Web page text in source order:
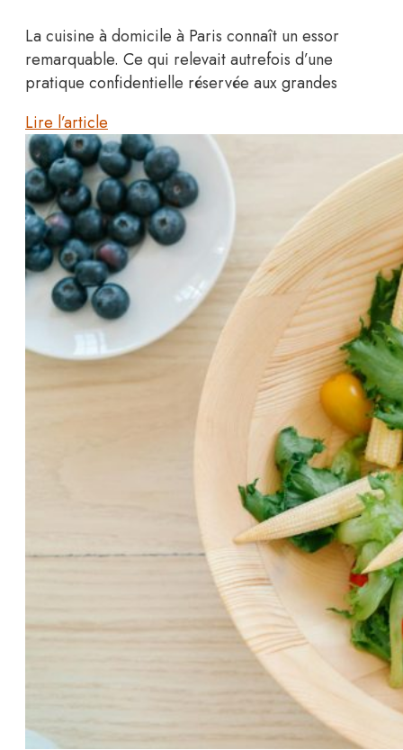
La cuisine à domicile à Paris connaît un essor
remarquable. Ce qui relevait autrefois d’une
pratique confidentielle réservée aux grandes
Lire l’article